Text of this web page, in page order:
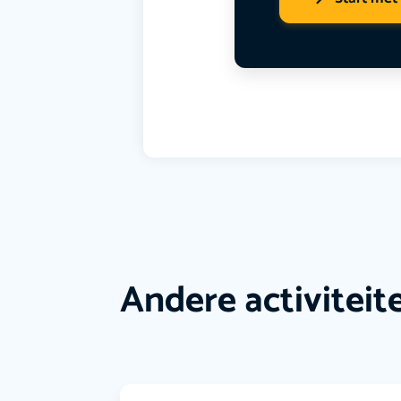
Andere